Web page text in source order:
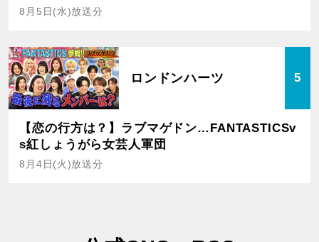
8月5日(水)放送分
ロンドンハーツ 5
【恋の行方は？】ラブマゲドン…FANTASTICSv
s紅しょうがら女芸人軍団
8月4日(火)放送分